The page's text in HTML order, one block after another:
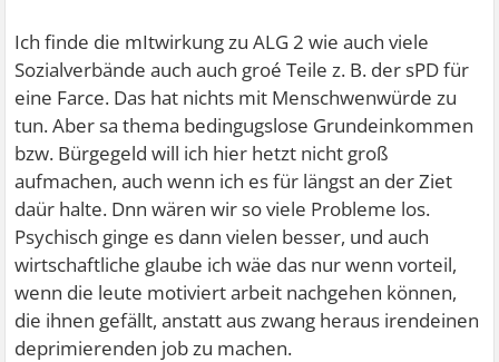
Ich finde die mItwirkung zu ALG 2 wie auch viele
Sozialverbände auch auch groé Teile z. B. der sPD für
eine Farce. Das hat nichts mit Menschwenwürde zu
tun. Aber sa thema bedingugslose Grundeinkommen
bzw. Bürgegeld will ich hier hetzt nicht groß
aufmachen, auch wenn ich es für längst an der Ziet
daür halte. Dnn wären wir so viele Probleme los.
Psychisch ginge es dann vielen besser, und auch
wirtschaftliche glaube ich wäe das nur wenn vorteil,
wenn die leute motiviert arbeit nachgehen können,
die ihnen gefällt, anstatt aus zwang heraus irendeinen
deprimierenden job zu machen.